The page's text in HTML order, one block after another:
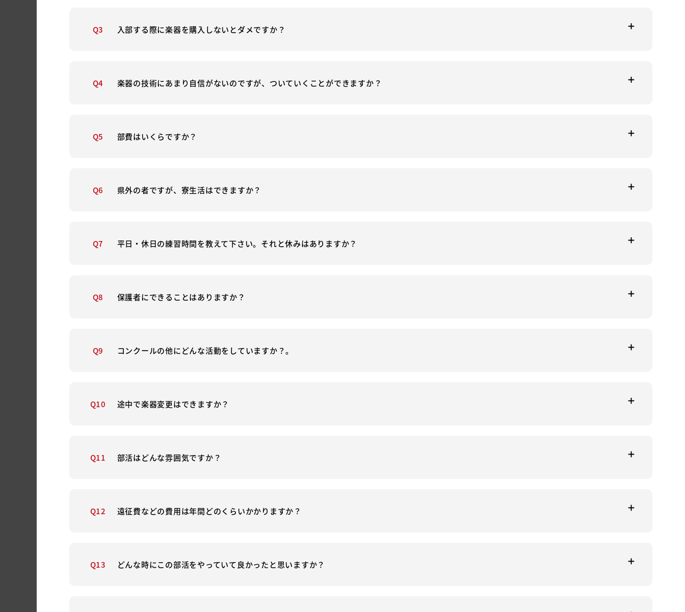
Q3 入部する際に楽器を購入しないとダメですか？
Q4 楽器の技術にあまり自信がないのですが、ついていくことができますか？
Q5 部費はいくらですか？
Q6 県外の者ですが、寮生活はできますか？
Q7 平日・休日の練習時間を教えて下さい。それと休みはありますか？
Q8 保護者にできることはありますか？
Q9 コンクールの他にどんな活動をしていますか？。
Q10 途中で楽器変更はできますか？
Q11 部活はどんな雰囲気ですか？
Q12 遠征費などの費用は年間どのくらいかかりますか？
Q13 どんな時にこの部活をやっていて良かったと思いますか？